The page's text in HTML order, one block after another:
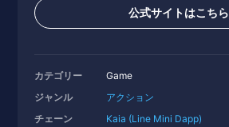
公式サイトはこちら
カテゴリー
Game
ジャンル
アクション
チェーン
Kaia (Line Mini Dapp)